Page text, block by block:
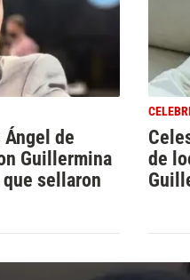
de
Guillermina
sellaron
de